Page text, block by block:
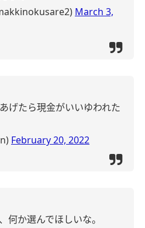
March 3,
げたら現金がいいゆわれた
February 20, 2022
何か選んでほしいな。